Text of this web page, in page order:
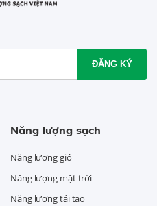
ĐĂNG KÝ
Năng lượng sạch
Năng lượng gió
Năng lượng mặt trời
Năng lượng tái tạo